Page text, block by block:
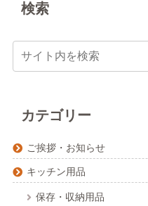
検索
カテゴリー
ご挨拶・お知らせ
キッチン用品
保存・収納用品